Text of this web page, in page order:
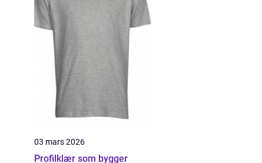
03 mars 2026
Profilklær som bygger